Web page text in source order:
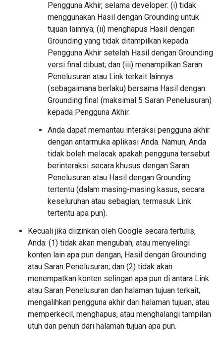
Pengguna Akhir, selama developer: (i) tidak
menggunakan Hasil dengan Grounding untuk
tujuan lainnya; (ii) menghapus Hasil dengan
Grounding yang tidak ditampilkan kepada
Pengguna Akhir setelah Hasil dengan Grounding
versi final dibuat; dan (iii) menampilkan Saran
Penelusuran atau Link terkait lainnya
(sebagaimana berlaku) bersama Hasil dengan
Grounding final (maksimal 5 Saran Penelusuran)
kepada Pengguna Akhir.
Anda dapat memantau interaksi pengguna akhir
dengan antarmuka aplikasi Anda. Namun, Anda
tidak boleh melacak apakah pengguna tersebut
berinteraksi secara khusus dengan Saran
Penelusuran atau Hasil dengan Grounding
tertentu (dalam masing-masing kasus, secara
keseluruhan atau sebagian, termasuk Link
tertentu apa pun).
Kecuali jika diizinkan oleh Google secara tertulis,
Anda: (1) tidak akan mengubah, atau menyelingi
konten lain apa pun dengan, Hasil dengan Grounding
atau Saran Penelusuran; dan (2) tidak akan
menempatkan konten selingan apa pun di antara Link
atau Saran Penelusuran dan halaman tujuan terkait,
mengalihkan pengguna akhir dari halaman tujuan, atau
memperkecil, menghapus, atau menghalangi tampilan
utuh dan penuh dari halaman tujuan apa pun.